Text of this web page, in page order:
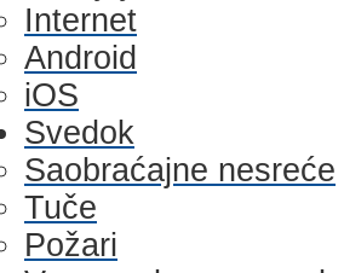
Internet
Android
iOS
Svedok
Saobraćajne nesreće
Tuče
Požari